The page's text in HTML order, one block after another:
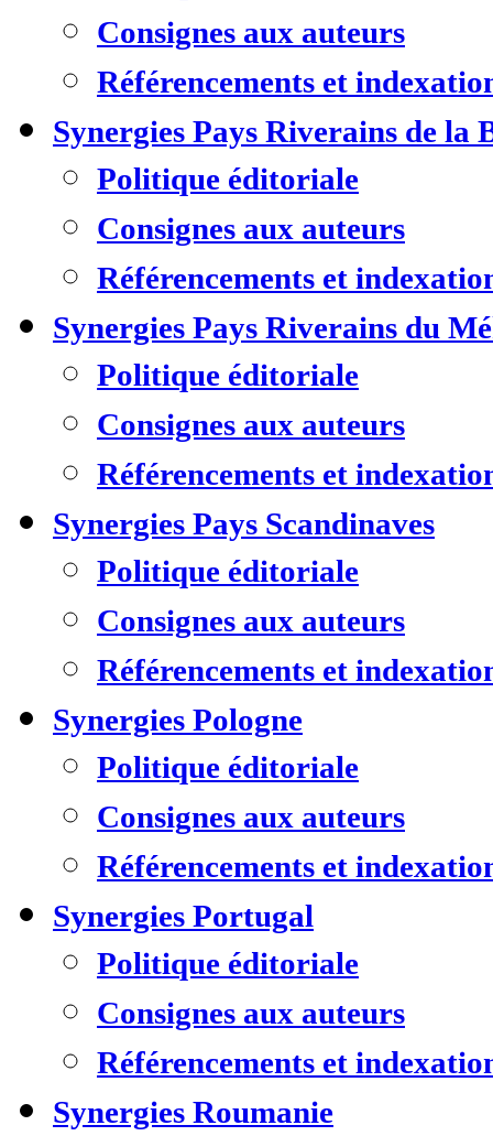
Consignes aux auteurs
Référencements et
Synergies Pays Riverains de la
Politique éditoriale
Consignes aux auteurs
Référencements et
Synergies Pays Riverains du
Politique éditoriale
Consignes aux auteurs
Référencements et
Synergies Pays Scandinaves
Politique éditoriale
Consignes aux auteurs
Référencements et
Synergies Pologne
Politique éditoriale
Consignes aux auteurs
Référencements et
Synergies Portugal
Politique éditoriale
Consignes aux auteurs
Référencements et
Synergies Roumanie